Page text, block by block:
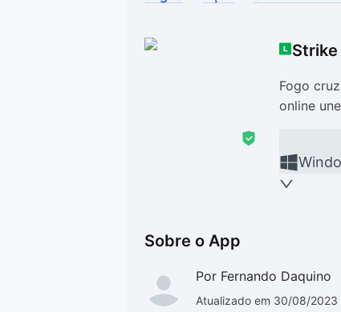
Strike
Fogo
online
Sobre o App
Por Fernando Daquino
Atualizado em 30/08/2023